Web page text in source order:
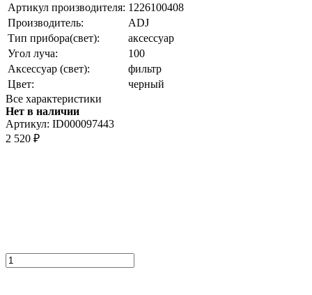
Артикул производителя: 1226100408
Производитель:
ADJ
Тип прибора(свет):
аксессуар
Угол луча:
100
Аксессуар (свет):
фильтр
Цвет:
черный
Все характеристики
Нет в наличии
Артикул: ID000097443
2 520 ₽